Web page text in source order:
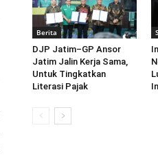
Berita
DJP Jatim–GP Ansor
Jatim Jalin Kerja Sama,
Untuk Tingkatkan
Literasi Pajak